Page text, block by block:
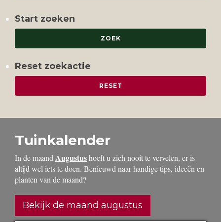
Start zoeken
Reset zoekactie
Tuinkalender
In de maand Augustushoeft u zich nooit te vervelen, er is
altijd wel iets te doen. Benieuwd naar handige tips, ideeën en
planten van de maand?
Bekijk de maand augustus